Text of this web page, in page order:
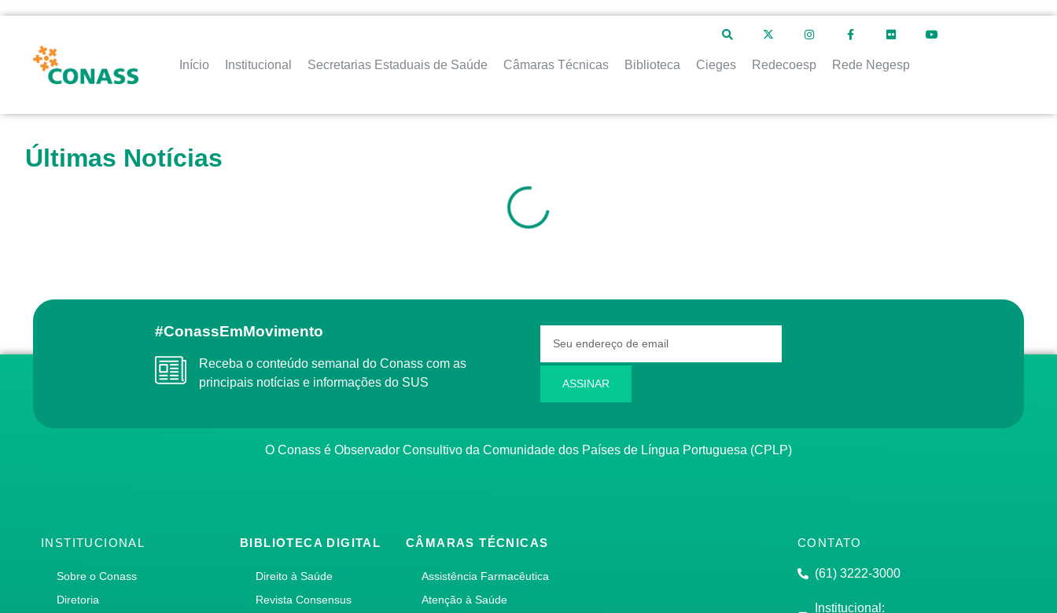
Início Institucional Secretarias Estaduais de Saúde Câmaras Técnicas Biblioteca Cieges Redecoesp Rede Negesp
Últimas Notícias
#ConassEmMovimento
Receba o conteúdo semanal do Conass com as
principais notícias e informações do SUS
ASSINAR
O Conass é Observador Consultivo da Comunidade dos Países de Língua Portuguesa (CPLP)
INSTITUCIONAL
Sobre o Conass
Diretoria
BIBLIOTECA DIGITAL
Direito à Saúde
Revista Consensus
CÂMARAS TÉCNICAS
Assistência Farmacêutica
Atenção à Saúde
CONTATO
(61) 3222-3000
Institucional: